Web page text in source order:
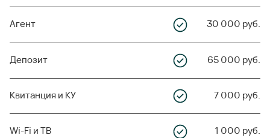
Агент 30 000 руб.
Депозит 65 000 руб.
Квитанция и КУ 7 000 руб.
Wi-Fi и ТВ 1 000 руб.